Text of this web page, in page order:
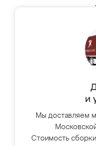
и
Мы доставляем
Стоимость